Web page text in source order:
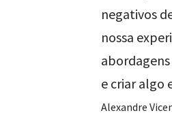
negativos
nossa
e criar algo
Alexandre